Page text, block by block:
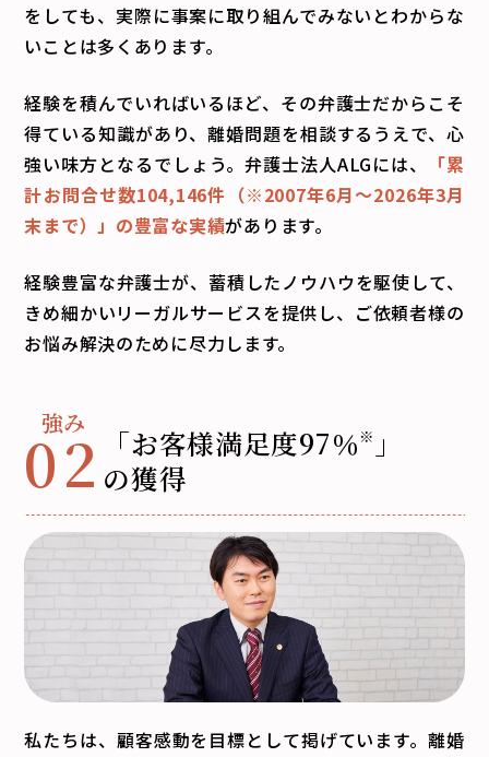
をしても、実際に事案に取り組んでみないとわからな
いことは多くあります。
経験を積んでいればいるほど、その弁護士だからこそ
得ている知識があり、離婚問題を相談するうえで、心
強い味方となるでしょう。弁護士法人ALGには、
「累
計お問合せ数104,146件（※2007年6月～2026年3月
末まで）」の豊富な実績があります。
経験豊富な弁護士が、蓄積したノウハウを駆使して、
きめ細かいリーガルサービスを提供し、ご依頼者様の
お悩み解決のために尽力します。
02 「お客様満足度97％ ※ 」
の獲得
私たちは、顧客感動を目標として掲げています。離婚